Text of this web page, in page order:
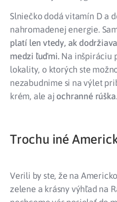
Slniečko dodá vitamín D a
nahromadenej energie.
platí len vtedy, ak
medzi ľuďmi. Na inšpiráciu
lokality, o ktorých ste
nezabudnime si na výlet
krém, ale aj ochranné rúška.
Trochu iné
Verili by ste, že na
zelene a krásny výhľad na